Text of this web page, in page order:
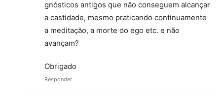
gnósticos antigos que não conseguem alcançar
a castidade, mesmo praticando continuamente
a meditação, a morte do ego etc. e não
avançam?
Obrigado
Responder